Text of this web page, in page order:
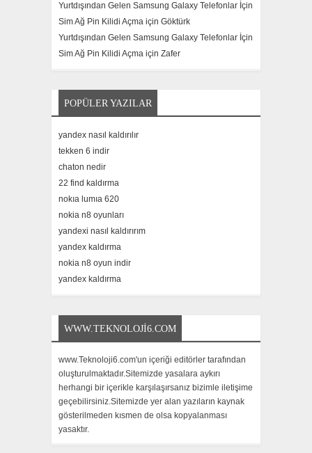
Yurtdışından Gelen Samsung Galaxy Telefonlar İçin
Sim Ağ Pin Kilidi Açma için Göktürk
Yurtdışından Gelen Samsung Galaxy Telefonlar İçin
Sim Ağ Pin Kilidi Açma için Zafer
POPÜLER YAZILAR
yandex nasıl kaldırılır
tekken 6 indir
chaton nedir
22 find kaldırma
nokıa lumıa 620
nokia n8 oyunları
yandexi nasıl kaldırırım
yandex kaldırma
nokia n8 oyun indir
yandex kaldırma
WWW.TEKNOLOJI6.COM
www.Teknoloji6.com'un içeriği editörler tarafından
oluşturulmaktadır.Sitemizde yasalara aykırı
herhangi bir içerikle karşılaşırsanız bizimle iletişime
geçebilirsiniz.Sitemizde yer alan yazıların kaynak
gösterilmeden kısmen de olsa kopyalanması
yasaktır.